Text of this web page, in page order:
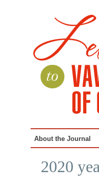
About the Journal
2020